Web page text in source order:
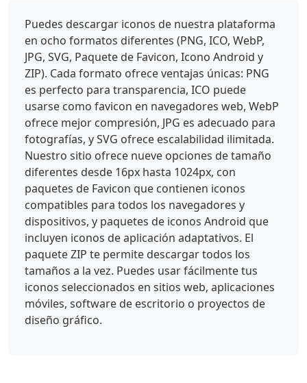
Puedes descargar iconos de nuestra plataforma
en ocho formatos diferentes (PNG, ICO, WebP,
JPG, SVG, Paquete de Favicon, Icono Android y
ZIP). Cada formato ofrece ventajas únicas: PNG
es perfecto para transparencia, ICO puede
usarse como favicon en navegadores web, WebP
ofrece mejor compresión, JPG es adecuado para
fotografías, y SVG ofrece escalabilidad ilimitada.
Nuestro sitio ofrece nueve opciones de tamaño
diferentes desde 16px hasta 1024px, con
paquetes de Favicon que contienen iconos
compatibles para todos los navegadores y
dispositivos, y paquetes de iconos Android que
incluyen iconos de aplicación adaptativos. El
paquete ZIP te permite descargar todos los
tamaños a la vez. Puedes usar fácilmente tus
iconos seleccionados en sitios web, aplicaciones
móviles, software de escritorio o proyectos de
diseño gráfico.